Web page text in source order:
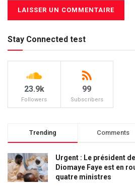
Stay Connected test
23.9k
Followers
99
Subscribers
Trending Comments
Urgent : Le président
Diomaye Faye est en
quatre ministres